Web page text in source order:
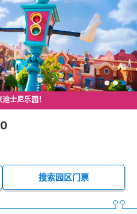
士尼乐园！
搜索园区门票